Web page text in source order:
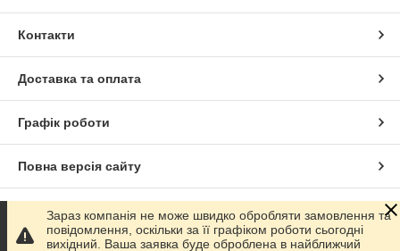
Контакти
Доставка та оплата
Графік роботи
Повна версія сайту
Сайт створено на маркетплейсіProm.ua
Зараз компанія не може швидко обробляти замовлення та
повідомлення, оскільки за її графіком роботи сьогодні
вихідний. Ваша заявка буде оброблена в найближчий